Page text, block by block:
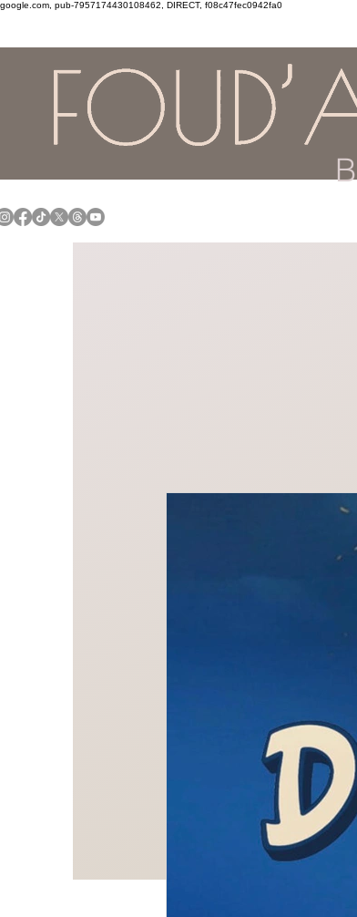
google.com, pub-7957174430108462, DIRECT, f08c47fec0942fa0